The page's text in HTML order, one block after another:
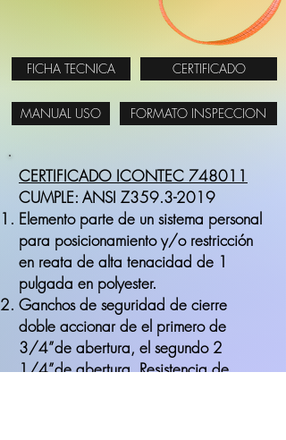
FICHA TECNICA CERTIFICADO
MANUAL USO FORMATO INSPECCION
CERTIFICADO ICONTEC 748011
CUMPLE: ANSI Z359.3-2019
Elemento parte de un sistema personal
para posicionamiento y/o restricción
en reata de alta tenacidad de 1
pulgada en polyester.
Ganchos de seguridad de cierre
doble accionar de el primero de
3/4”de abertura, el segundo 2
1/4”de abertura. Resistencia de